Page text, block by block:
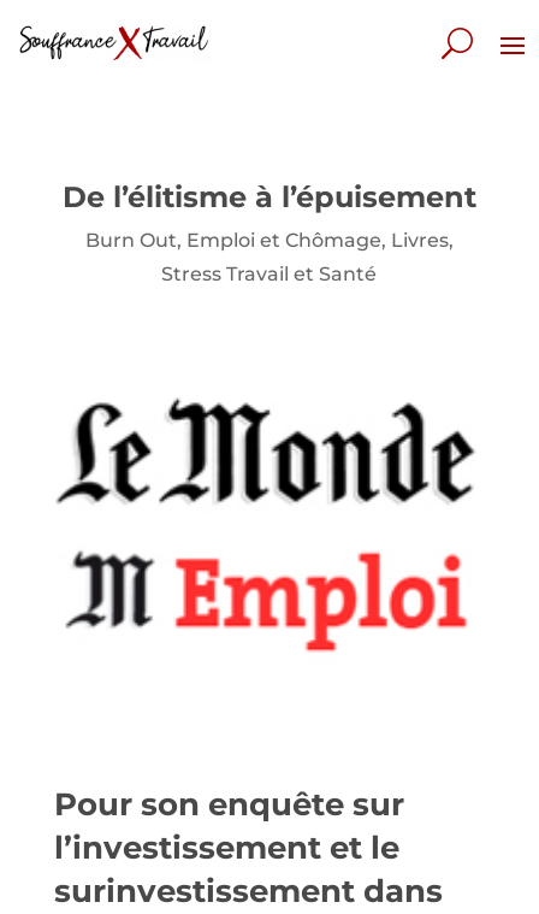
De l’élitisme à l’épuisement
Burn Out, Emploi et Chômage, Livres,
Stress Travail et Santé
Pour son enquête sur
l’investissement et le
surinvestissement dans